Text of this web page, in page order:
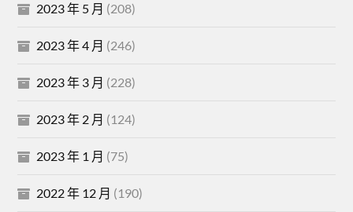
2023 年 5 月 (208)
2023 年 4 月 (246)
2023 年 3 月 (228)
2023 年 2 月 (124)
2023 年 1 月 (75)
2022 年 12 月 (190)